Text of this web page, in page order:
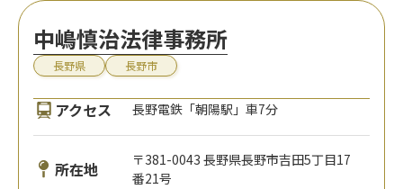
中嶋慎治法律事務所
長野県 長野市
アクセス 長野電鉄「朝陽駅」車7分
所在地
〒381-0043 長野県長野市吉田5丁目17
番21号